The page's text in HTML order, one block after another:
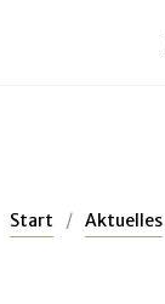
Start / Aktuelles